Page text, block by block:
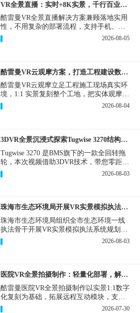
VR全景直播：实时+8K实景，千行百业的数字化利器
酷雷曼VR全景直播解决方案兼顾落地实用
性，不用复杂的部署流程，支持手机、网
页多端访问，解决各行各业 “看得见、信
得过、降成本、提转化” 的实际难题。
2026-08-05
酷雷曼VR云观摩方案，打造工程建设数字化观摩新范式
酷雷曼VR云观摩立足工程施工现场真实环
境，1:1 实景复刻整个工地，把实体观摩会
完整搬到云端线上，兼顾线下实体观摩与
线上云观摩双重需求，为施工单位、建设
2026-08-04
3DVR全景沉浸式探索Tugwise 3270结构一览
Tugwise 3270 是BMS旗下的一款全回转拖
轮，本次视频借助3DVR技术，带您零距离
透视这艘拖轮的内外构造，沉浸式探索每
一处细节。
2026-08-03
珠海市生态环境局开展VR实景模拟执法专题培训
珠海市生态环境局组织全市生态环境一线
执法骨干开展VR实景模拟执法系统规划建
设和教学培训，持续推进科技赋能生态环
境执法，夯实队伍办案“基本功”。
2026-08-03
医院VR全景拍摄制作：轻量化部署，解决医患真实痛点
酷雷曼医院VR全景拍摄制作以实景1:1数字
化复刻为基础，拓展远程互动模块，支持
定制，轻量化搭建部署，可挂载在公众
2026-07-30